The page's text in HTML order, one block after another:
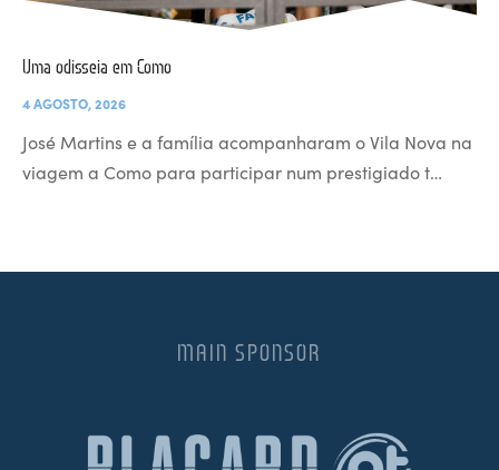
Uma odisseia em Como
4 AGOSTO, 2026
José Martins e a família acompanharam o Vila Nova na
viagem a Como para participar num prestigiado t…
MAIN SPONSOR